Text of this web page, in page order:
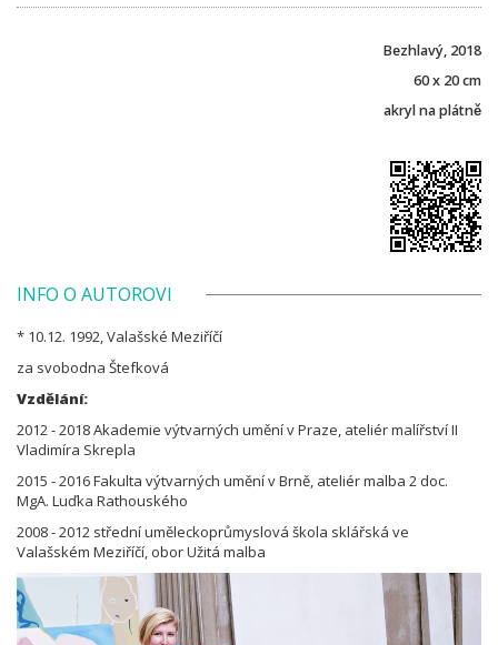
Bezhlavý, 2018
60 x 20 cm
akryl na plátně
INFO O AUTOROVI
* 10.12. 1992, Valašské Meziříčí
za svobodna Štefková
Vzdělání:
2012 - 2018 Akademie výtvarných umění v Praze, ateliér malířství II
Vladimíra Skrepla
2015 - 2016 Fakulta výtvarných umění v Brně, ateliér malba 2 doc.
MgA. Luďka Rathouského
2008 - 2012 střední uměleckoprůmyslová škola sklářská ve
Valašském Meziříčí, obor Užitá malba